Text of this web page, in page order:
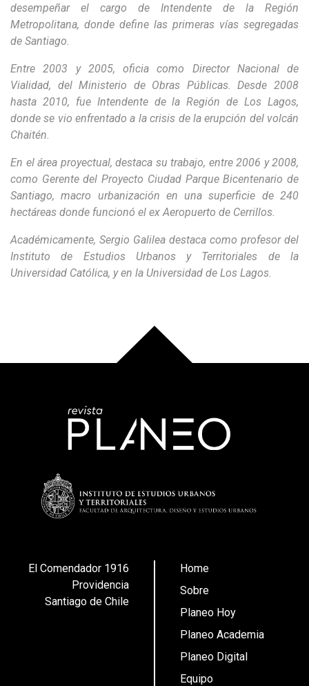
desempeñar el cargo de Intendente de la Región
Metropolitana, donde define las primeras vías segregadas
de Santiago.
Entre 2003 y 2005, oficia como Director Nacional de
Vialidad, del Ministerio de Obras Públicas. Desde 2008
hasta 2010, fue Intendente de la Región de Los Lagos,
donde se vio enfrentado a la crisis de la erupción del volcán
Chaitén.
En el área proyectual, destaca su trabajo, entre 2006 y 2008,
como Gerente del Proyecto Ciudad Parque Bicentenario de
Santiago, macro urbanización en una superficie de 240
hectáreas donde funcionó el ex Aeropuerto de Cerrillos.
Académicamente, Sergio Galilea destaca como profesor del
Instituto de Estudios Urbanos y Territoriales de la
Universidad Católica, y en la Universidad de Los Lagos.
El Comendador 1916
Providencia
Santiago de Chile
Home
Sobre
Planeo Hoy
Planeo Academia
Planeo Digital
Equipo